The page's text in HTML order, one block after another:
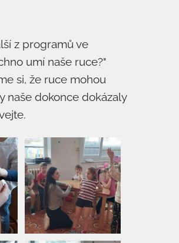
z programů ve
umí naše ruce?"
si, že ruce mohou
naše dokonce dokázaly